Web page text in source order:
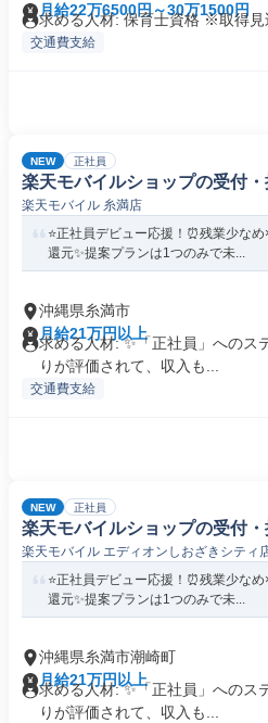
月給22万6500円～30万1500円
求める人材: 保育士資格 ※取得見
交通費支給
NEW 正社員
楽天モバイルショップの受付
楽天モバイル 糸満店
⭐正社員デビュー応援！⏰残業少な
還元✨提案プランは1つのみで未...
沖縄県糸満市
月給21万円以上
求める人材: ✨「正社員」へのス
りが評価されて、収入も...
交通費支給
NEW 正社員
楽天モバイルショップの受付
楽天モバイル エディオンしおざきシティ
⭐正社員デビュー応援！⏰残業少な
還元✨提案プランは1つのみで未...
沖縄県糸満市潮崎町
月給21万円以上
求める人材: ✨「正社員」へのス
りが評価されて、収入も...